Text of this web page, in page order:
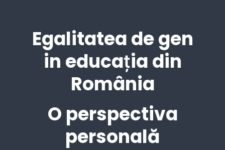
Egalitatea de gen
in educația din
România
O perspectiva
personală